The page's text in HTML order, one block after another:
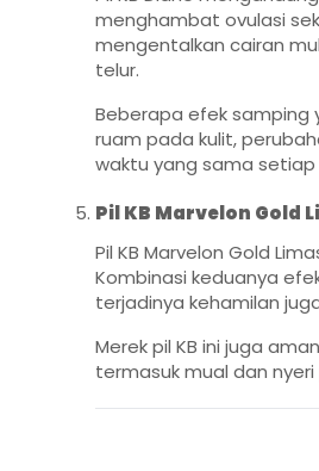
menghambat ovulasi
mengentalkan cairan
telur.
Beberapa efek samping
ruam pada kulit,
waktu yang sama
Pil KB Marvelon Gold
Pil KB Marvelon Gold
Kombinasi keduanya
terjadinya kehamilan
Merek pil KB ini juga
termasuk mual dan